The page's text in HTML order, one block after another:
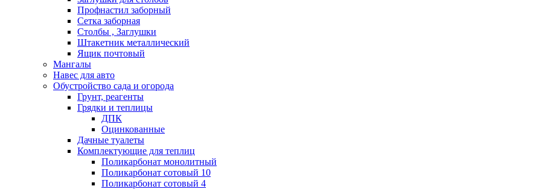
Профнастил заборный
Сетка заборная
Столбы , Заглушки
Штакетник металлический
Ящик почтовый
Мангалы
Навес для авто
Обустройство сада и огорода
Грунт, реагенты
Грядки и теплицы
ДПК
Оцинкованные
Дачные туалеты
Комплектующие для теплиц
Поликарбонат монолитный
Поликарбонат сотовый 10
Поликарбонат сотовый 4